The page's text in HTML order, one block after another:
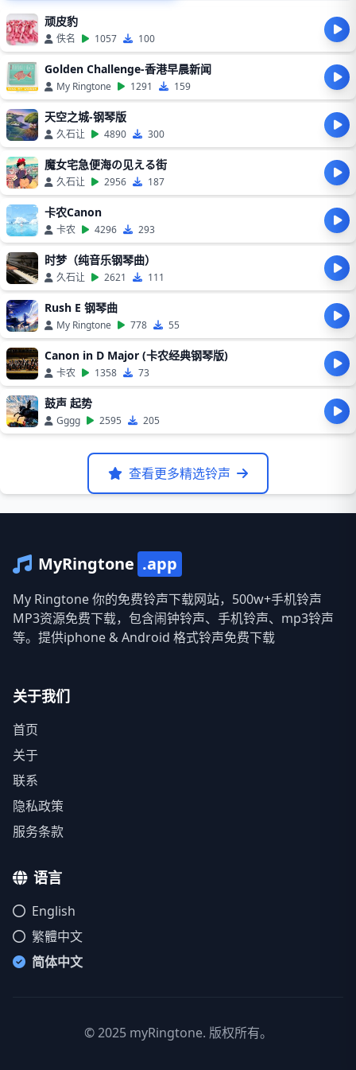
顽皮豹
佚名 1057 100
Golden Challenge-香港早晨新闻
My Ringtone 1291 159
天空之城-钢琴版
久石让 4890 300
魔女宅急便海の见える街
久石让 2956 187
卡农Canon
卡农 4296 293
时梦（纯音乐钢琴曲）
久石让 2621 111
Rush E 钢琴曲
My Ringtone 778 55
Canon in D Major (卡农经典钢琴版)
卡农 1358 73
鼓声 起势
Gggg 2595 205
查看更多精选铃声
MyRingtone .app
My Ringtone 你的免费铃声下载网站，500w+手机铃声
MP3资源免费下载，包含闹钟铃声、手机铃声、mp3铃声
等。提供iphone & Android 格式铃声免费下载
关于我们
首页
关于
联系
隐私政策
服务条款
语言
English
繁體中文
简体中文
© 2025 myRingtone. 版权所有。